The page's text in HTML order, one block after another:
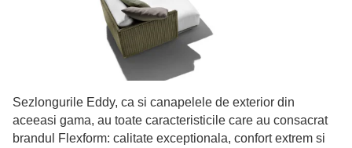
Sezlongurile Eddy, ca si canapelele de exterior din
aceeasi gama, au toate caracteristicile care au consacrat
brandul Flexform: calitate exceptionala, confort extrem si